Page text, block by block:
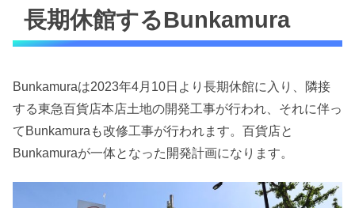
長期休館するBunkamura
Bunkamuraは2023年4月10日より長期休館に入り、隣接
する東急百貨店本店土地の開発工事が行われ、それに伴っ
てBunkamuraも改修工事が行われます。百貨店と
Bunkamuraが一体となった開発計画になります。